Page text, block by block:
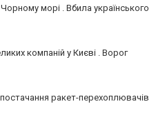
морі . Вбила українського
компаній у Києві . Ворог
ракет-перехоплювачів